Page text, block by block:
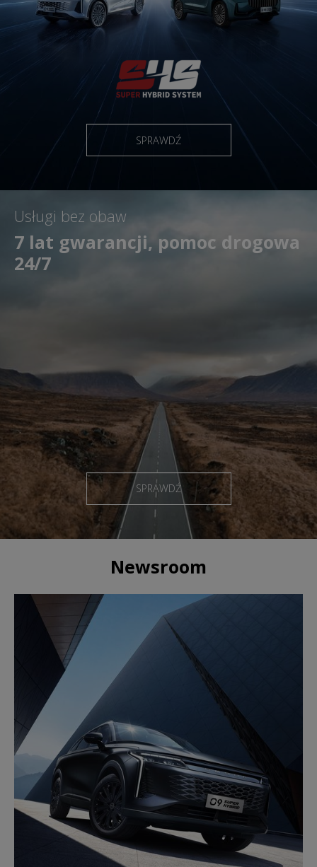
SPRAWDŹ
Usługi bez obaw
7 lat gwarancji, pomoc drogowa
24/7
SPRAWDŹ
Newsroom